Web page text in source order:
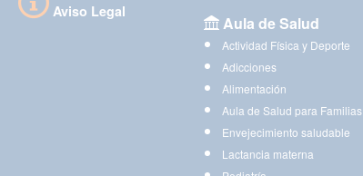
Aviso Legal
Aula de Salud
Actividad Física y Deporte
Adicciones
Alimentación
Aula de Salud para Familias
Envejecimiento saludable
Lactancia materna